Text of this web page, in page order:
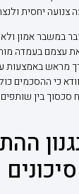
יחסית
במשבר אמון
את עצמם בעמדה
מראש באמצעות
כי ההסכמים
סכסוך בין שותפים.